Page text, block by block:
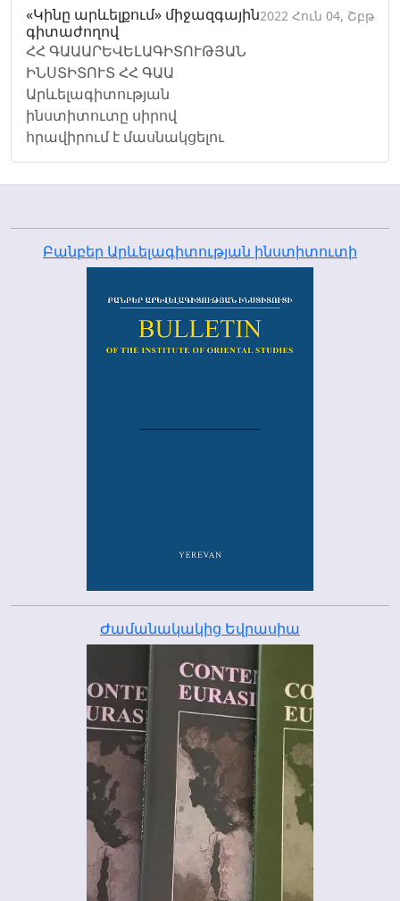
«Կինը արևելքում» միջազգային
գիտաժողով
ՀՀ ԳԱԱԱՐԵՎԵԼԱԳԻՏՈՒԹՅԱՆ
ԻՆՍՏԻՏՈՒՏ ՀՀ ԳԱԱ
Արևելագիտության
ինստիտուտը սիրով
հրավիրում է մասնակցելու
2022 Հուն 04, Շբթ
Բանբեր Արևելագիտության ինստիտուտի
Ժամանակակից Եվրասիա